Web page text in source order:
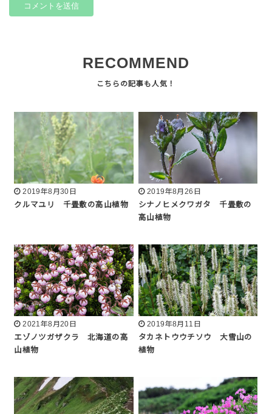
RECOMMEND
2019年8月30日
クルマユリ 千畳敷の高山植物
2019年8月26日
シナノヒメクワガタ 千畳敷の
高山植物
2021年8月20日
エゾノツガザクラ 北海道の高
山植物
2019年8月11日
タカネトウウチソウ 大雪山の
植物